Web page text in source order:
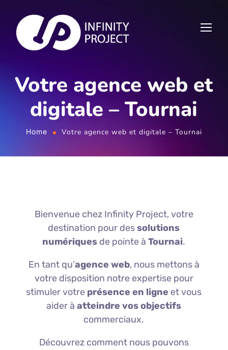
Votre agence web et
digitale – Tournai
Home Votre agence web et digitale – Tournai
Bienvenue chez Infinity Project, votre
destination pour dessolutions
numériques de pointe àTournai.
En tant qu’agence web, nous mettons à
votre disposition notre expertise pour
stimuler votre présence en ligne et vous
aider àatteindre vos objectifs
commerciaux.
Découvrez comment nous pouvons